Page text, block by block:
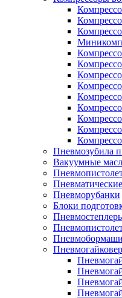
Пневмозубила
Вакуумные
Пневморубанки
Блоки